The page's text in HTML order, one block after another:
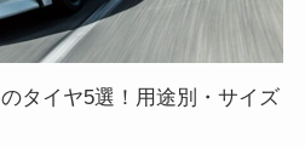
タイヤ5選！用途別・サイズ